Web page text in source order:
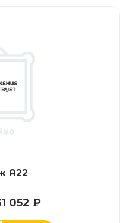
A22
052 ₽